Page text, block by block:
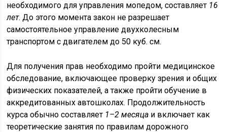
необходимого для управления мопедом, составляет 16
лет. До этого момента закон не разрешает
самостоятельное управление двухколесным
транспортом с двигателем до 50 куб. см.
Для получения прав необходимо пройти медицинское
обследование, включающее проверку зрения и общих
физических показателей, а также пройти обучение в
аккредитованных автошколах. Продолжительность
курса обычно составляет 1–2 месяца и включает как
теоретические занятия по правилам дорожного